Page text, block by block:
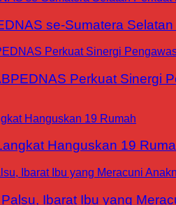
se-Sumatera
Perkuat Sinergi
Hanguskan 19
Ibarat Ibu yang